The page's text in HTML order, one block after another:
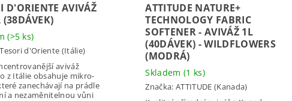
D'ORIENTE AVIVÁŽ
(>5 ks)
Tesori d'Oriente (Itálie)
aviváž
z Itálie obsahuje mikro-
zanechávají na prádle
a nezaměnitelnou vůni
ATTITUDE NATURE+
TECHNOLOGY FABRIC
SOFTENER - AVIVÁŽ 1L
(40DÁVEK) - WILDFLOWERS
(MODRÁ)
Skladem(1 ks)
Značka:ATTITUDE (Kanada)